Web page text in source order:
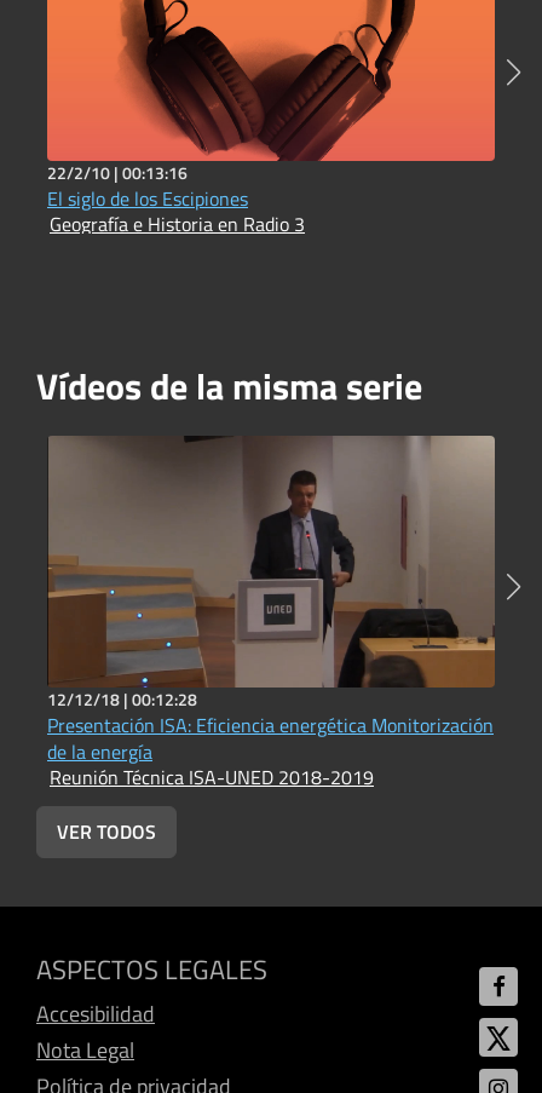
22/2/10 |00:13:16
El siglo de los Escipiones
Geografía e Historia en Radio 3
Vídeos de la misma serie
12/12/18 |00:12:28
Presentación ISA: Eficiencia energética Monitorización
de la energía
Reunión Técnica ISA-UNED 2018-2019
VER TODOS
ASPECTOS LEGALES
Accesibilidad
Nota Legal
Política de privacidad